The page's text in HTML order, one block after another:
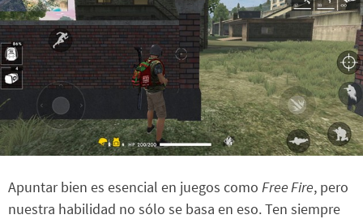
Apuntar bien es esencial en juegos como Free Fire, pero
nuestra habilidad no sólo se basa en eso. Ten siempre